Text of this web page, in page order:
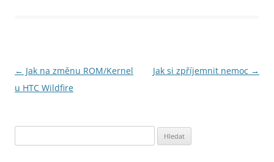
Navigace
pro
← Jak na změnu ROM/Kernel
u HTC Wildfire
Jak si zpříjemnit nemoc →